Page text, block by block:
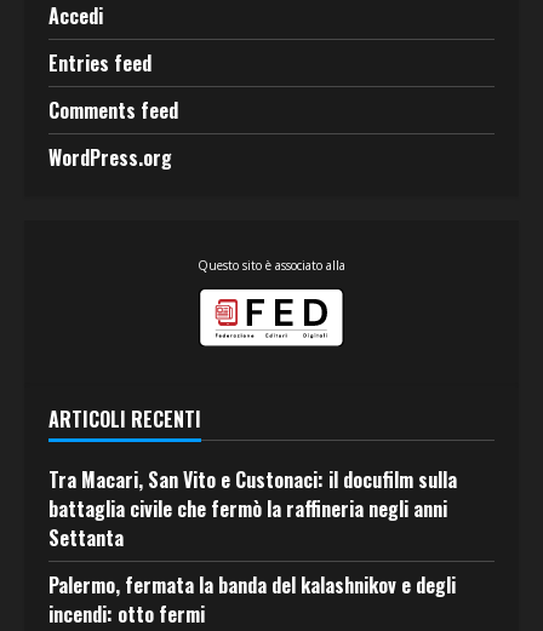
Accedi
Entries feed
Comments feed
WordPress.org
Questo sito è associato alla
ARTICOLI RECENTI
Tra Macari, San Vito e Custonaci: il docufilm sulla
battaglia civile che fermò la raffineria negli anni
Settanta
Palermo, fermata la banda del kalashnikov e degli
incendi: otto fermi